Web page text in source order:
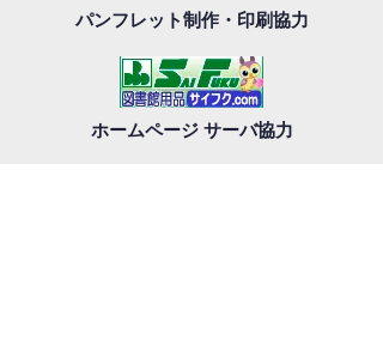
パンフレット制作・印刷協力
ホームページ サーバ協力